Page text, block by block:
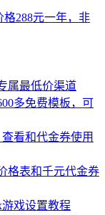
288元一年，非
属最低价渠道
多免费模板，可
看和代金券使用
格表和千元代金券
戏设置教程